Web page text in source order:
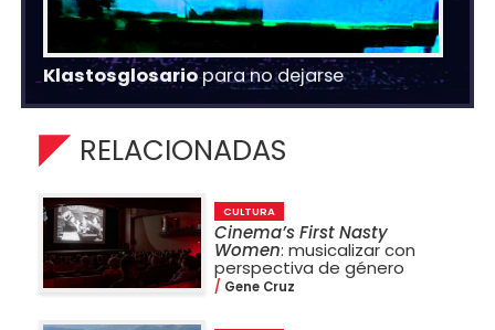
Klastosglosariopara no dejarse
RELACIONADAS
CULTURA
Cinema’s First Nasty
Women: musicalizar con
perspectiva de género
Gene Cruz